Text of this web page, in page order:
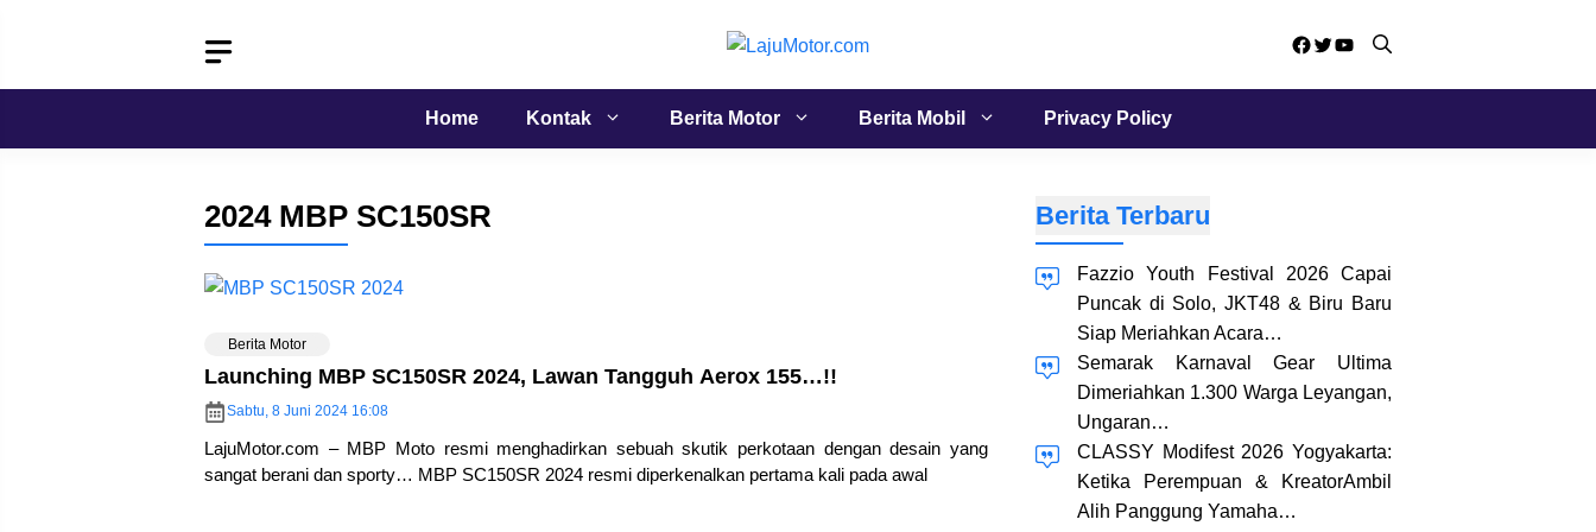
Facebook
Twitter
YouTube
Home Kontak Berita Motor Berita Mobil Privacy Policy
2024 MBP SC150SR
Berita Motor
Launching MBP SC150SR 2024, Lawan Tangguh Aerox 155…!!
Sabtu, 8 Juni 2024 16:08
LajuMotor.com – MBP Moto resmi menghadirkan sebuah skutik perkotaan dengan desain yang
sangat berani dan sporty… MBP SC150SR 2024 resmi diperkenalkan pertama kali pada awal
Berita Terbaru
Fazzio Youth Festival 2026 Capai
Puncak di Solo, JKT48 & Biru Baru
Siap Meriahkan Acara…
Semarak Karnaval Gear Ultima
Dimeriahkan 1.300 Warga Leyangan,
Ungaran…
CLASSY Modifest 2026 Yogyakarta:
Ketika Perempuan & KreatorAmbil
Alih Panggung Yamaha…